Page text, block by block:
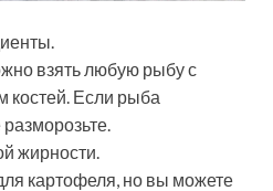
взять любую рыбу с
костей. Если рыба
жирности.
картофеля, но вы можете